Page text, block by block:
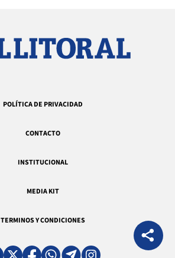
POLÍTICA DE PRIVACIDAD
CONTACTO
INSTITUCIONAL
MEDIA KIT
TERMINOS Y CONDICIONES